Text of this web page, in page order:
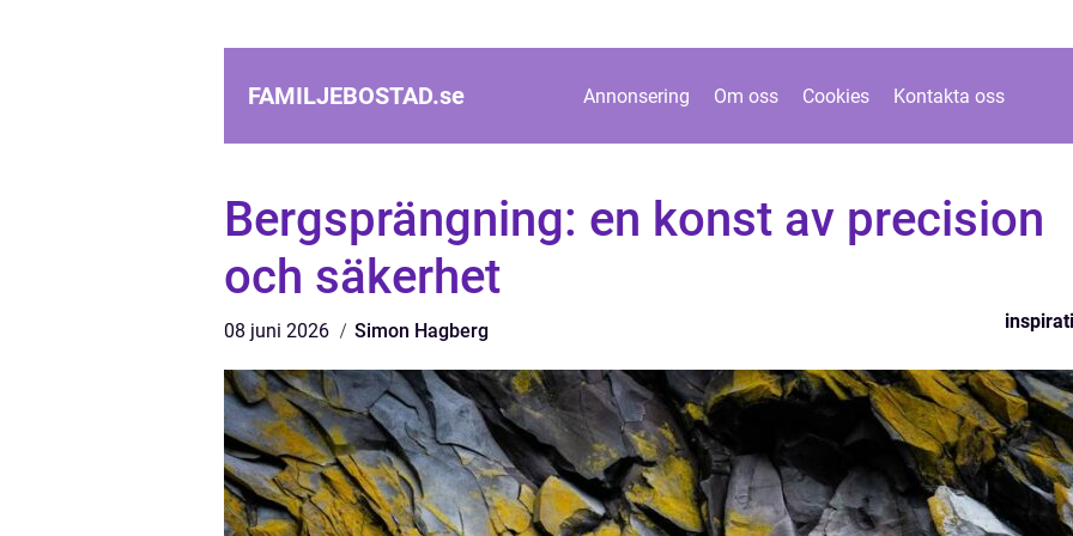
FAMILJEBOSTAD.se Annonsering Om oss Cookies Kontakta oss
Bergsprängning: en konst av precision
och säkerhet
08 juni 2026 Simon Hagberg